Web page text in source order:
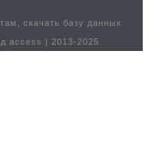
скачать базу данных
access | 2013-2025